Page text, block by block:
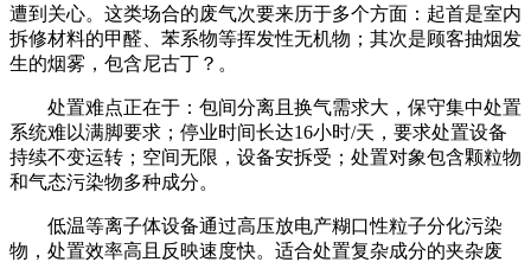
遭到关心。这类场合的废气次要来历于多个方面：起首是室内
拆修材料的甲醛、苯系物等挥发性无机物；其次是顾客抽烟发
生的烟雾，包含尼古丁？。
处置难点正在于：包间分离且换气需求大，保守集中处置
系统难以满脚要求；停业时间长达16小时/天，要求处置设备
持续不变运转；空间无限，设备安拆受；处置对象包含颗粒物
和气态污染物多种成分。
低温等离子体设备通过高压放电产糊口性粒子分化污染
物，处置效率高且反映速度快。适合处置复杂成分的夹杂废